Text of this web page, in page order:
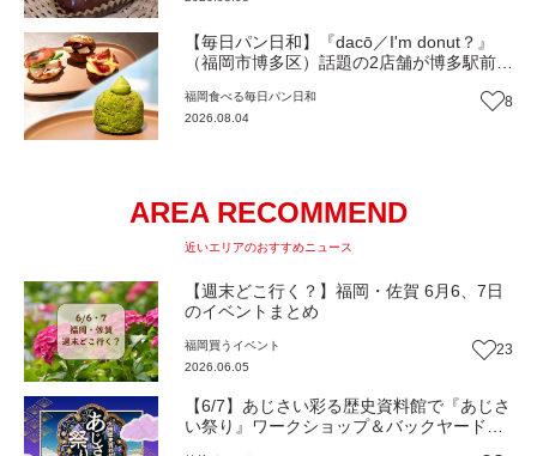
【毎日パン日和】『dacō／I'm donut？』
（福岡市博多区）話題の2店舗が博多駅前に
パン】
福岡食べる毎日パン日和
2026.08.04
8
AREA RECOMMEND
近いエリアのおすすめニュース
【週末どこ行く？】福岡・佐賀 6月6、7日
のイベントまとめ
福岡 買う イベント
2026.06.05
23
【6/7】あじさい彩る歴史資料館で『あじさ
い祭り』ワークショップ＆バックヤード探